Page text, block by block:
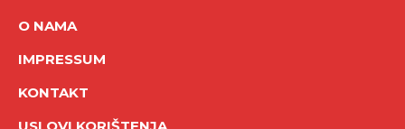
O NAMA
IMPRESSUM
KONTAKT